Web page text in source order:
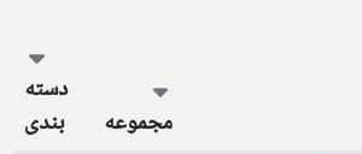
مجموعه
دسته
بندی